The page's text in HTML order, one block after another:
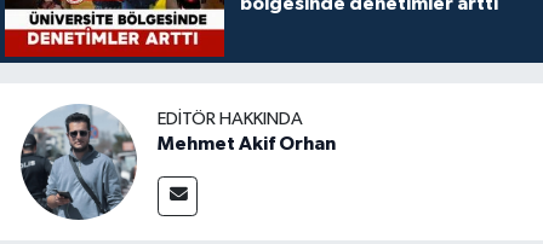
EDITÖR HAKKINDA
Mehmet Akif Orhan